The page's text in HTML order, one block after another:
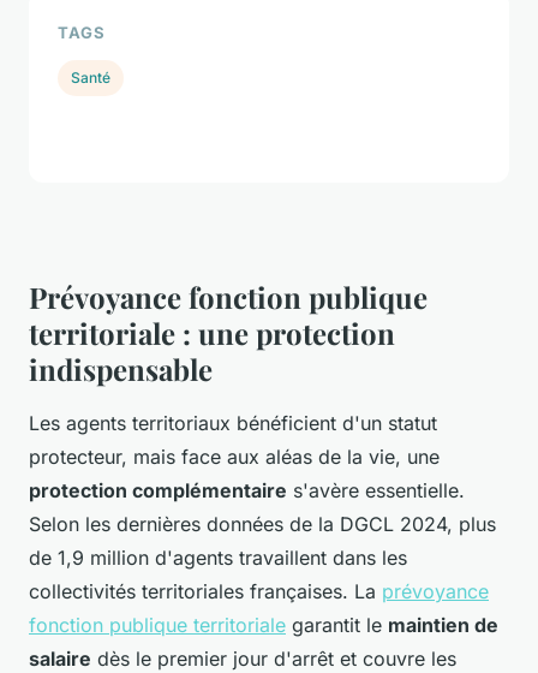
Prévoyance fonction publique
territoriale : une protection
indispensable
Les agents territoriaux bénéficient d'un statut
protecteur, mais face aux aléas de la vie, une
protection complémentaire s'avère essentielle.
Selon les dernières données de la DGCL 2024, plus
de 1,9 million d'agents travaillent dans les
collectivités territoriales françaises. La prévoyance
fonction publique territoriale garantit le maintien de
salaire dès le premier jour d'arrêt et couvre les
TAGS
Santé